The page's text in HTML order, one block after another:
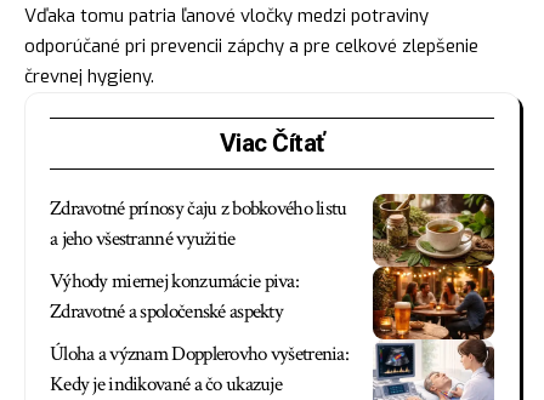
Vďaka tomu patria ľanové vločky medzi potraviny
odporúčané pri prevencii zápchy a pre celkové zlepšenie
črevnej hygieny.
Viac Čítať
Zdravotné prínosy čaju z bobkového listu
a jeho všestranné využitie
Výhody miernej konzumácie piva:
Zdravotné a spoločenské aspekty
Úloha a význam Dopplerovho vyšetrenia:
Kedy je indikované a čo ukazuje